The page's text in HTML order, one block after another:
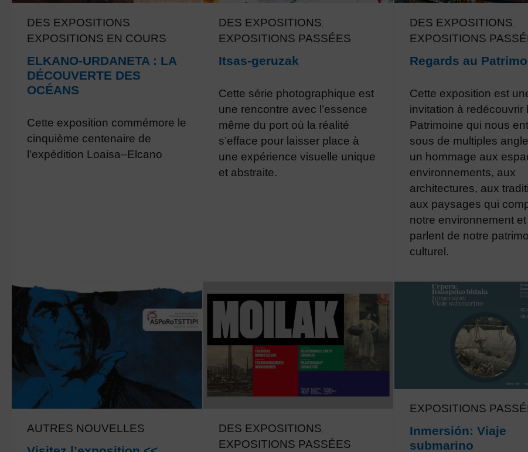
DES EXPOSITIONS,
EXPOSITIONS EN COURS
ELKANO-URDANETA : LA
DÉCOUVERTE DES
OCÉANS
Cette exposition commémore le
cinquième centenaire de
l’expédition Loaisa–Elcano
DES EXPOSITIONS,
EXPOSITIONS PASSÉES
Itsas-geruzak
Cette série photographique est
une rencontre avec l’essence
même du port où la réalité
s’efface pour laisser place à
une expérience visuelle unique
et abstraite.
DES EXPOSITIONS,
EXPOSITIONS
Regards au
Cette exposition est
invitation à redécouvrir
Patrimoine qui nous
sous de multiples
un hommage aux
environnements, aux
architectures, aux
aux paysages qui
notre environnement
parlent de notre
culturel.
AUTRES NOUVELLES DES EXPOSITIONS,
EXPOSITIONS PASSÉES
EXPOSITIONS
Inmersión: Viaje
submarino